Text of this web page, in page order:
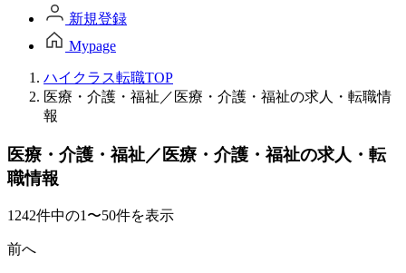
新規登録
Mypage
ハイクラス転職TOP
医療・介護・福祉／医療・介護・福祉の求人・転職情
報
医療・介護・福祉／医療・介護・福祉の求人・転
職情報
1242件中の1〜50件を表示
前へ